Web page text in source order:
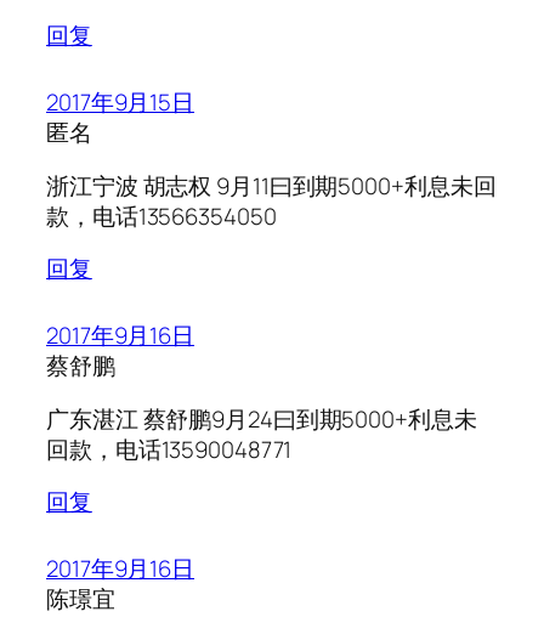
回复
2017年9月15日
匿名
浙江宁波 胡志权 9月11曰到期5000+利息未回
款，电话13566354050
回复
2017年9月16日
蔡舒鹏
广东湛江 蔡舒鹏9月24曰到期5000+利息未
回款，电话13590048771
回复
2017年9月16日
陈璟宜